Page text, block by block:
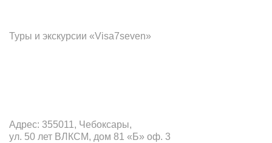
Адрес: 355011, Чебоксары,
ул. 50 лет ВЛКСМ, дом 81 «Б» оф. 3
Туры и экскурсии «Visa7seven»